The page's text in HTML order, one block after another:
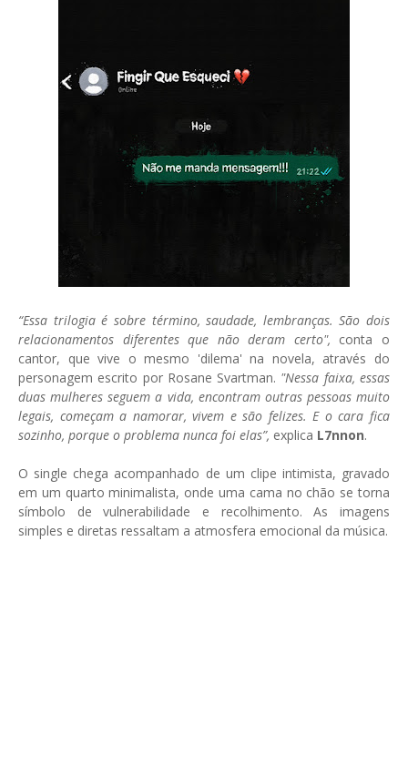
“Essa trilogia é sobre término, saudade, lembranças. São dois
relacionamentos diferentes que não deram certo", conta o
cantor, que vive o mesmo 'dilema' na novela, através do
personagem escrito por Rosane Svartman. "Nessa faixa, essas
duas mulheres seguem a vida, encontram outras pessoas muito
legais, começam a namorar, vivem e são felizes. E o cara fica
sozinho, porque o problema nunca foi elas”, explica L7nnon.
O single chega acompanhado de um clipe intimista, gravado
em um quarto minimalista, onde uma cama no chão se torna
símbolo de vulnerabilidade e recolhimento. As imagens
simples e diretas ressaltam a atmosfera emocional da música.